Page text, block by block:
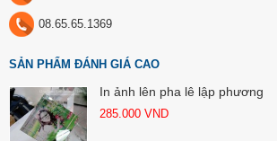
08.65.65.1369
SẢN PHẨM ĐÁNH GIÁ CAO
In ảnh lên pha lê lập phương
285.000 VND